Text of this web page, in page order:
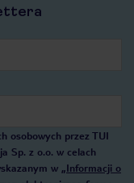
osobowych przez TUI
Sp. z o.o. w celach
w „Informacji o